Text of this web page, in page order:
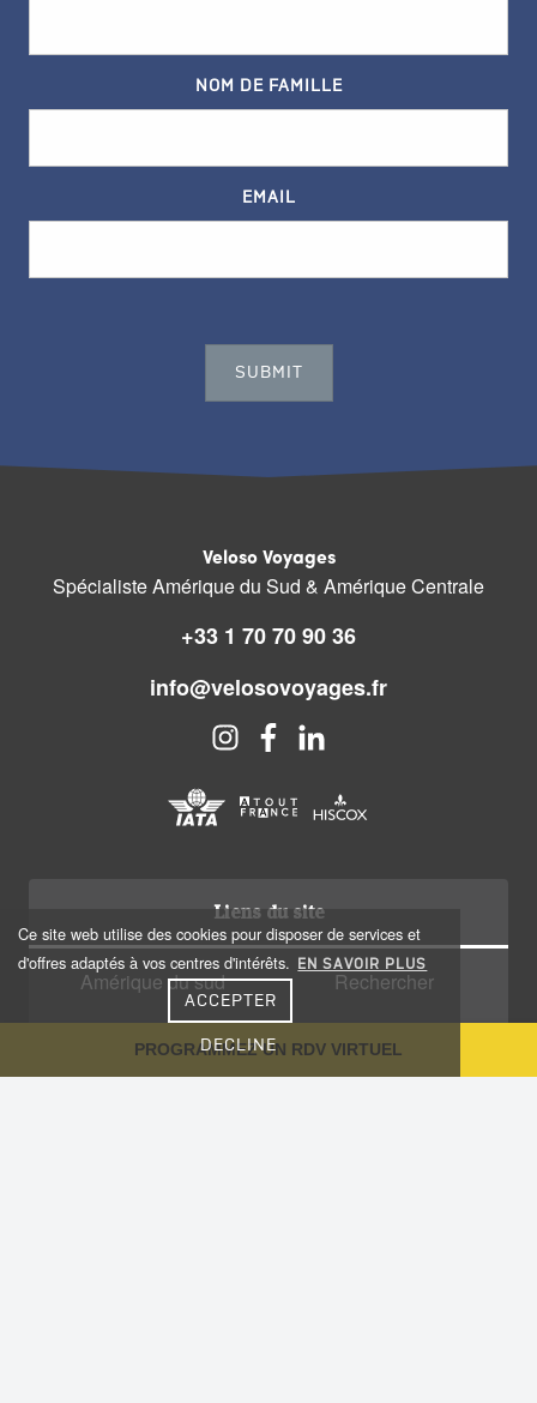
Ce site web utilise des cookies pour disposer de services et
d'offres adaptés à vos centres d'intérêts.
EN SAVOIR PLUS
DECLINE
ACCEPTER
PROGRAMMEZ UN RDV VIRTUEL
NOM DE FAMILLE
EMAIL
Veloso Voyages
Spécialiste Amérique du Sud & Amérique Centrale
+33 1 70 70 90 36
info@velosovoyages.fr
Liens du site
Amérique du sud
Amérique centrale
Caraïbes
Rechercher
Qui sommes nous?
Recrutement